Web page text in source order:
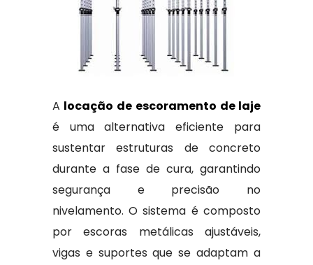
A locação de escoramento de laje
é uma alternativa eficiente para
sustentar estruturas de concreto
durante a fase de cura, garantindo
segurança e precisão no
nivelamento. O sistema é composto
por escoras metálicas ajustáveis,
vigas e suportes que se adaptam a